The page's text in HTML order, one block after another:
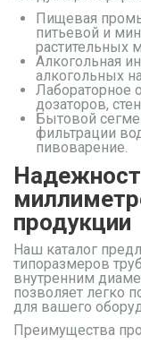
Пищевая
питьевой и
растительных
Алкогольная
алкогольных
Лабораторное
дозаторов,
Бытовой
фильтрации
пивоварение.
продукции
Наш каталог
типоразмеров
внутренним
позволяет легко
для вашего
Преимущества